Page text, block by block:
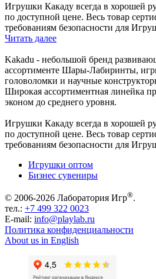
Игрушки Какаду всегда в хорошей
по доступной цене. Весь товар
требованиям безопасности для
Читать далее
Kakadu - небольшой бренд
ассортименте Шары-Лабиринты,
головоломки и научные
Широкая ассортиментная линейка
эконом до среднего уровня.
Игрушки Какаду всегда в хорошей
по доступной цене. Весь товар
требованиям безопасности для
Игрушки оптом
Бизнес сувениры
© 2006-2026 Лаборатория Игр®.
тел.: +7 499 322 0023
E-mail: info@playlab.ru
Политика конфиденциальности
About us in English